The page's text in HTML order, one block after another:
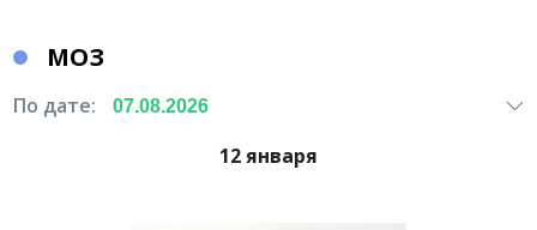
МОЗ
По дате:
12 января